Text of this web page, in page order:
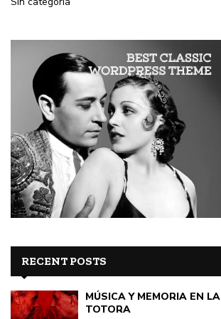
RECENT POSTS
MÚSICA Y MEMORIA EN LA
TOTORA